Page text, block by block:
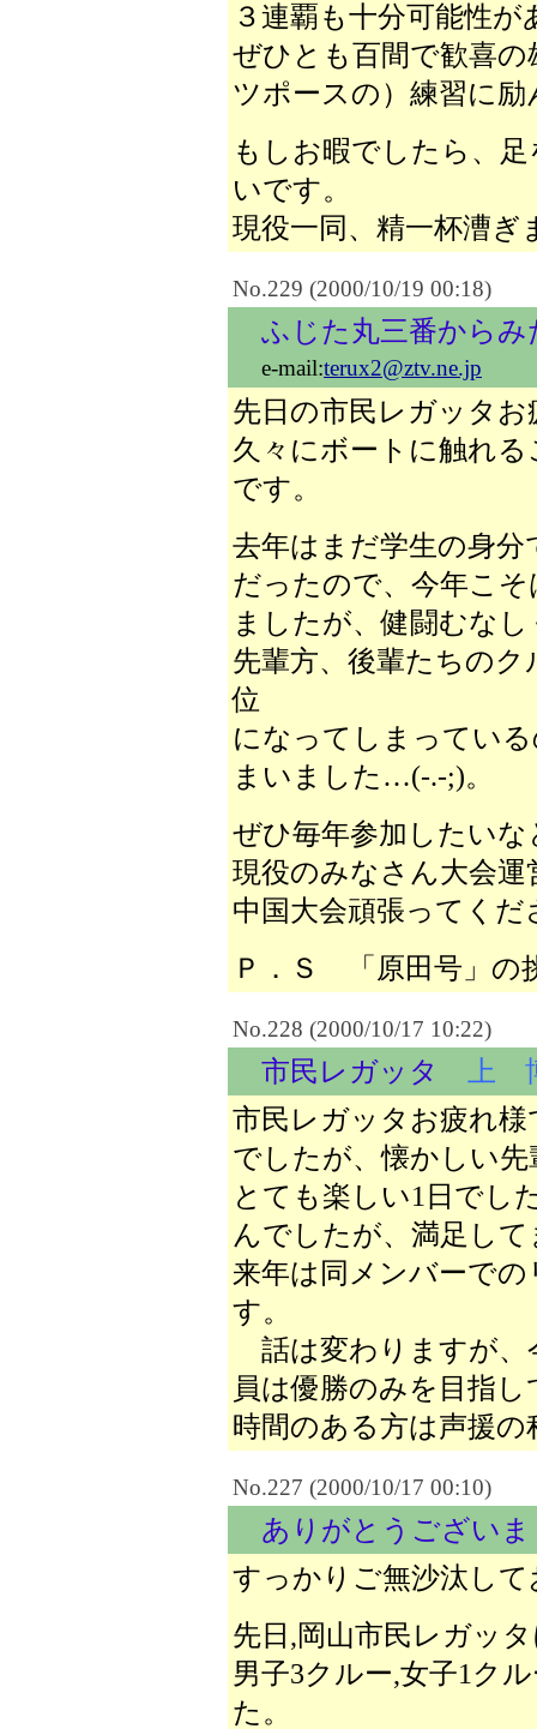
３連覇も十分可能性
ぜひとも百間で歓喜
ツポースの）練習に
もしお暇でしたら、
いです。
現役一同、精一杯漕ぎ
No.229 (2000/10/19 00:18)
ふじた丸三番から
e-mail:terux2@ztv.ne.jp
先日の市民レガッタ
久々にボートに触れ
です。
去年はまだ学生の身分
だったので、今年こ
ましたが、健闘むな
先輩方、後輩たちの
位
になってしまってい
まいました…(-.-;)。
ぜひ毎年参加したい
現役のみなさん大会
中国大会頑張ってく
Ｐ．Ｓ 「原田号」の
No.228 (2000/10/17 10:22)
市民レガッタ
上
市民レガッタお疲れ
でしたが、懐かしい
とても楽しい1日でし
んでしたが、満足して
来年は同メンバーで
す。
話は変わりますが、
員は優勝のみを目指
時間のある方は声援
No.227 (2000/10/17 00:10)
ありがとうござい
すっかりご無沙汰し
先日,岡山市民レガッ
男子3クルー,女子1ク
た。